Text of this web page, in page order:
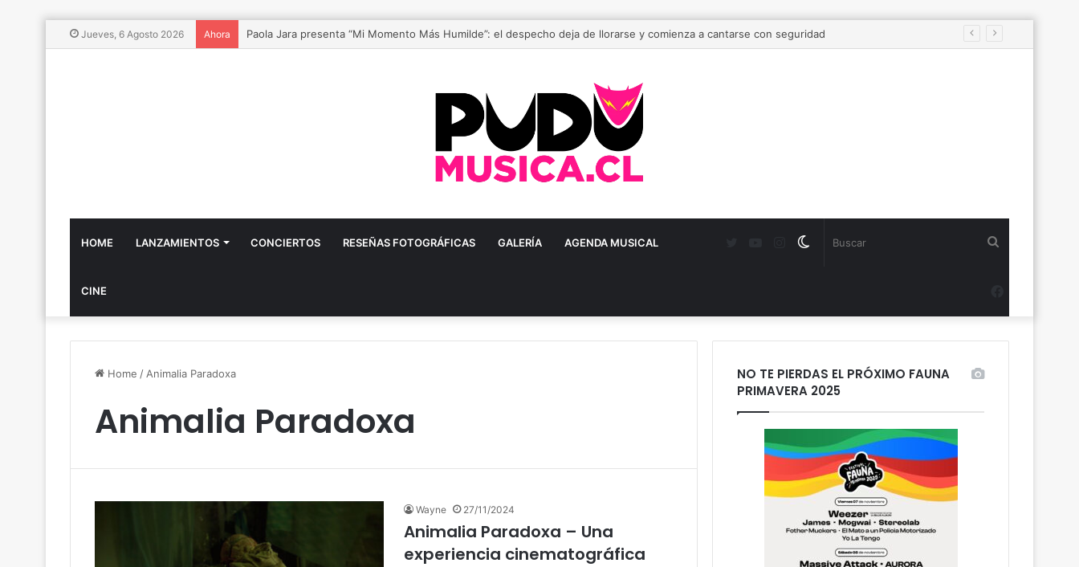
Jueves, 6 Agosto 2026 Ahora Vibra Fest 2026, el Festival de música urbana más grande de Chile está de vuelta
HOME LANZAMIENTOS CONCIERTOS RESEÑAS FOTOGRÁFICAS GALERÍA AGENDA MUSICAL
CINE
Switch
Instagram
YouTube
Home / Animalia Paradoxa
Animalia Paradoxa
Wayne 27/11/2024
Animalia Paradoxa – Una
experiencia cinematográfica
NO TE PIERDAS EL PRÓXIMO FAUNA
PRIMAVERA 2025